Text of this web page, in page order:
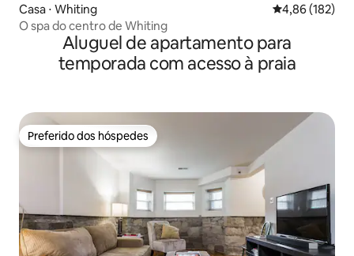
Casa ⋅ Whiting 4,86 de uma
4,86 (182)
O spa do centro de Whiting
Aluguel de apartamento para
temporada com acesso à praia
Preferido dos hóspedes
Preferido dos hóspedes